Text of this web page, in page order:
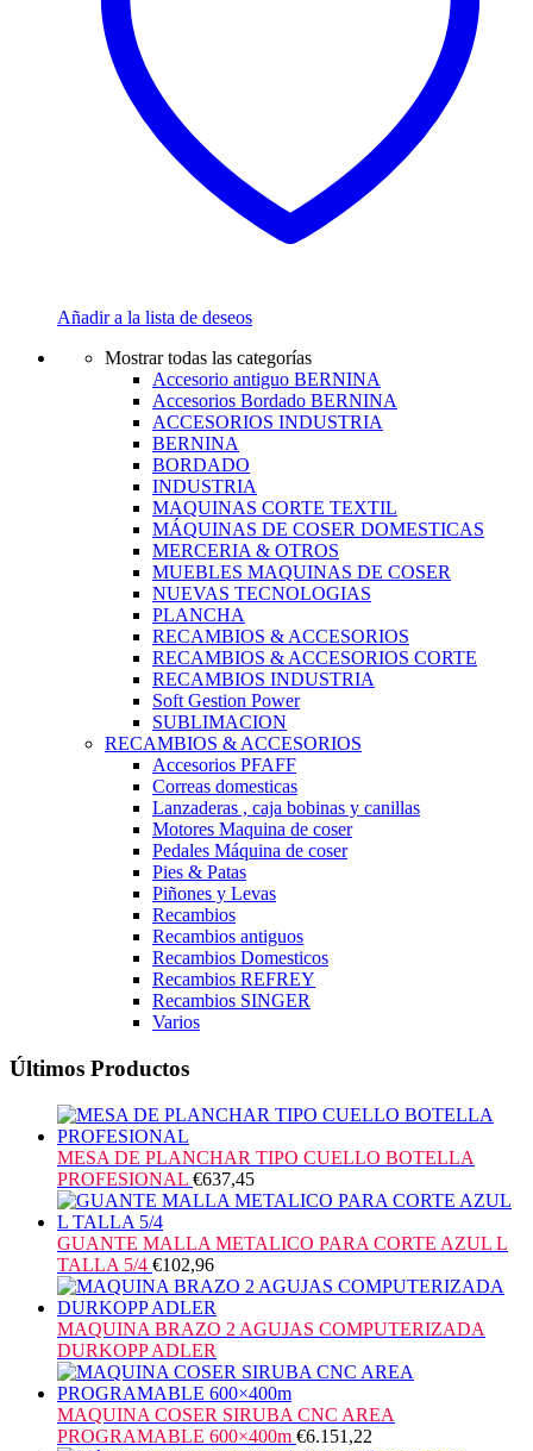
Añadir a la lista de deseos
Mostrar todas las categorías
Accesorio antiguo BERNINA
Accesorios Bordado BERNINA
ACCESORIOS INDUSTRIA
BERNINA
BORDADO
INDUSTRIA
MAQUINAS CORTE TEXTIL
MÁQUINAS DE COSER DOMESTICAS
MERCERIA & OTROS
MUEBLES MAQUINAS DE COSER
NUEVAS TECNOLOGIAS
PLANCHA
RECAMBIOS & ACCESORIOS
RECAMBIOS & ACCESORIOS CORTE
RECAMBIOS INDUSTRIA
Soft Gestion Power
SUBLIMACION
RECAMBIOS & ACCESORIOS
Accesorios PFAFF
Correas domesticas
Lanzaderas , caja bobinas y canillas
Motores Maquina de coser
Pedales Máquina de coser
Pies & Patas
Piñones y Levas
Recambios
Recambios antiguos
Recambios Domesticos
Recambios REFREY
Recambios SINGER
Varios
Últimos Productos
MESA DE PLANCHAR TIPO CUELLO BOTELLA
PROFESIONAL €637,45
GUANTE MALLA METALICO PARA CORTE AZUL L
TALLA 5/4 €102,96
MAQUINA BRAZO 2 AGUJAS COMPUTERIZADA
DURKOPP ADLER
MAQUINA COSER SIRUBA CNC AREA
PROGRAMABLE 600×400m €6.151,22